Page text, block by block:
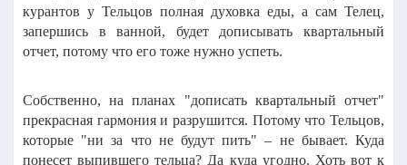
курантов у Тельцов полная духовка еды, а сам Телец,
запершись в ванной, будет дописывать квартальный
отчет, потому что его тоже нужно успеть.
Собственно, на планах "дописать квартальный отчет"
прекрасная гармония и разрушится. Потому что Тельцов,
которые "ни за что не будут пить" – не бывает. Куда
понесет выпившего тельца? Да куда угодно. Хоть вот к